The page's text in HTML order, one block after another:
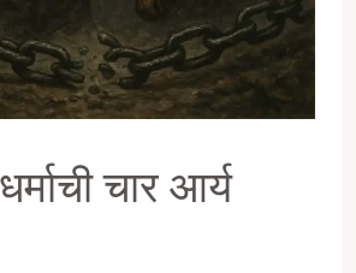
चार आर्य